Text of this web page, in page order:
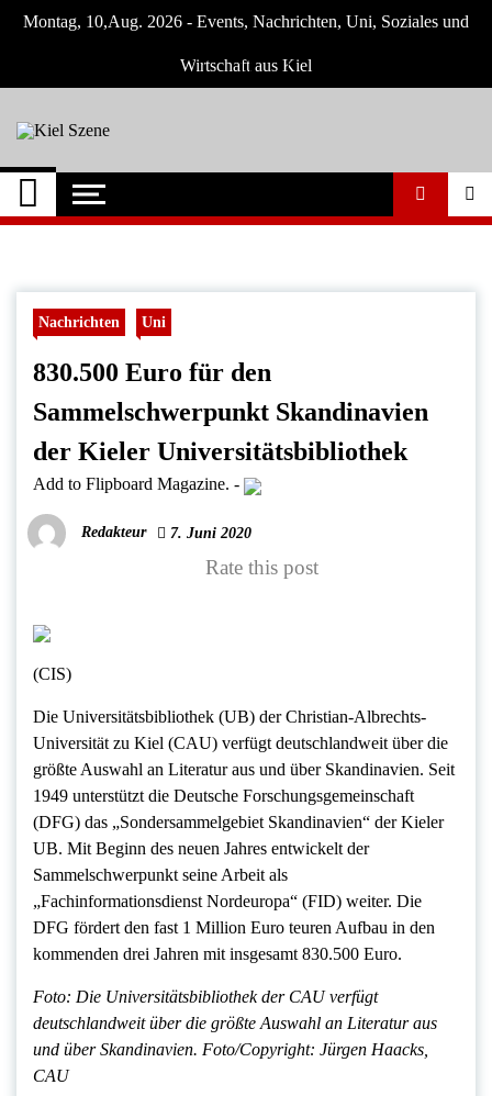
Skip
Montag, 10,Aug. 2026 - Events, Nachrichten, Uni, Soziales und
Wirtschaft aus Kiel
Kiel Szene
Neuigkeiten und Nachrichten aus Kiel und
Umgebung
Nachrichten Uni
830.500 Euro für den
Sammelschwerpunkt Skandinavien
der Kieler Universitätsbibliothek
Add to Flipboard Magazine. -
Redakteur 7. Juni 2020
Rate this post
(CIS)
Die Universitätsbibliothek (UB) der Christian-Albrechts-
Universität zu Kiel (CAU) verfügt deutschlandweit über die
größte Auswahl an Literatur aus und über Skandinavien. Seit
1949 unterstützt die Deutsche Forschungsgemeinschaft
(DFG) das „Sondersammelgebiet Skandinavien“ der Kieler
UB. Mit Beginn des neuen Jahres entwickelt der
Sammelschwerpunkt seine Arbeit als
„Fachinformationsdienst Nordeuropa“ (FID) weiter. Die
DFG fördert den fast 1 Million Euro teuren Aufbau in den
kommenden drei Jahren mit insgesamt 830.500 Euro.
Foto: Die Universitätsbibliothek der CAU verfügt
deutschlandweit über die größte Auswahl an Literatur aus
und über Skandinavien. Foto/Copyright: Jürgen Haacks,
CAU